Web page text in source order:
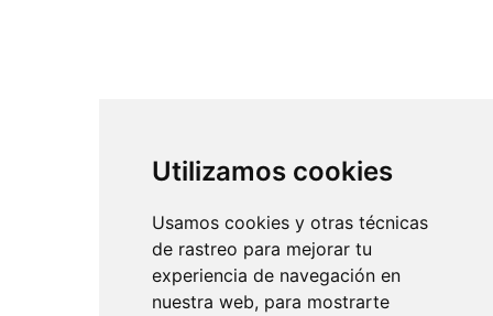
Utilizamos cookies
Usamos cookies y otras técnicas
de rastreo para mejorar tu
experiencia de navegación en
nuestra web, para mostrarte